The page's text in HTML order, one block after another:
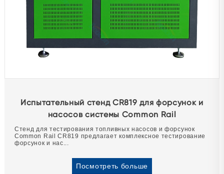
Испытательный стенд CR819 для форсунок и
насосов системы Common Rail
Стенд для тестирования топливных насосов и форсунок
Common Rail CR819 предлагает комплексное тестирование
форсунок и нас...
Посмотреть больше